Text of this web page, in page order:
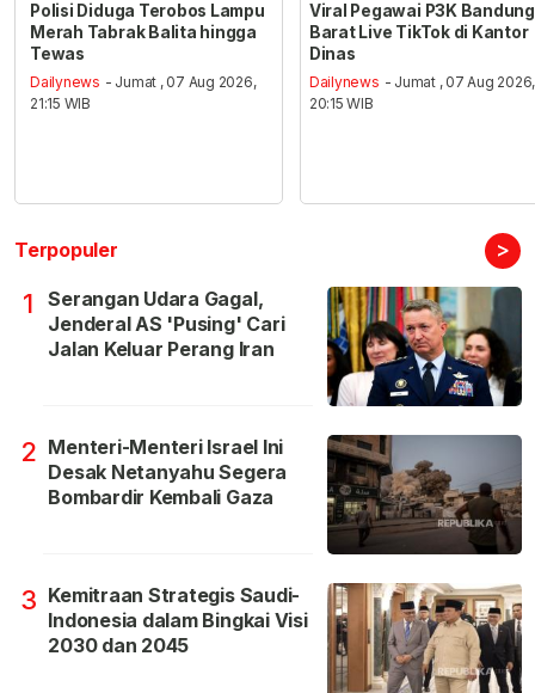
Polisi Diduga Terobos Lampu
Merah Tabrak Balita hingga
Tewas
Dailynews - Jumat , 07 Aug 2026,
21:15 WIB
Viral Pegawai P3K Bandung
Barat Live TikTok di Kantor
Dinas
Dailynews - Jumat , 07 Aug 2026,
20:15 WIB
Terpopuler >
1
Serangan Udara Gagal,
Jenderal AS 'Pusing' Cari
Jalan Keluar Perang Iran
2 Menteri-Menteri Israel Ini
Desak Netanyahu Segera
Bombardir Kembali Gaza
3 Kemitraan Strategis Saudi-
Indonesia dalam Bingkai Visi
2030 dan 2045